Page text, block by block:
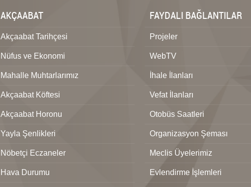
AKÇAABAT
Akçaabat Tarihçesi
Nüfus ve Ekonomi
Mahalle Muhtarlarımız
Akçaabat Köftesi
Akçaabat Horonu
Yayla Şenlikleri
Nöbetçi Eczaneler
Hava Durumu
FAYDALI BAĞLANTILAR
Projeler
WebTV
İhale İlanları
Vefat İlanları
Otobüs Saatleri
Organizasyon Şeması
Meclis Üyelerimiz
Evlendirme İşlemleri